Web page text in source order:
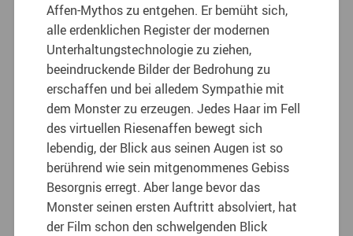
Affen-Mythos zu entgehen. Er bemüht sich,
alle erdenklichen Register der modernen
Unterhaltungstechnologie zu ziehen,
beeindruckende Bilder der Bedrohung zu
erschaffen und bei alledem Sympathie mit
dem Monster zu erzeugen. Jedes Haar im Fell
des virtuellen Riesenaffen bewegt sich
lebendig, der Blick aus seinen Augen ist so
berührend wie sein mitgenommenes Gebiss
Besorgnis erregt. Aber lange bevor das
Monster seinen ersten Auftritt absolviert, hat
der Film schon den schwelgenden Blick